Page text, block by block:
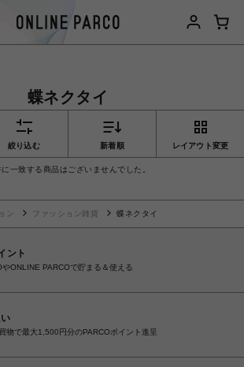
蝶ネクタイ
絞り込む 新着順 レイアウト変更
一致する商品はございませんでした。
ン ファッション雑貨 蝶ネクタイ
ント
やONLINE PARCOで貯まる＆使える
物で最大1,500円分のPARCOポイント進呈